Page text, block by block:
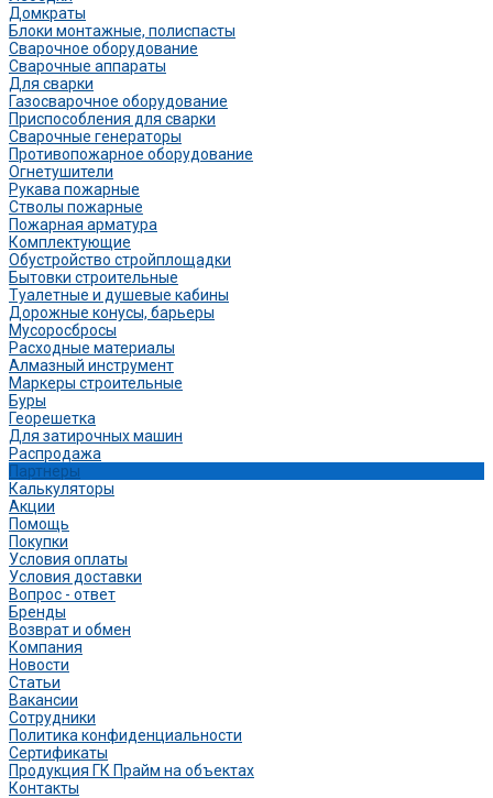
Домкраты
Блоки монтажные, полиспасты
Сварочное оборудование
Сварочные аппараты
Для сварки
Газосварочное оборудование
Приспособления для сварки
Сварочные генераторы
Противопожарное оборудование
Огнетушители
Рукава пожарные
Стволы пожарные
Пожарная арматура
Комплектующие
Обустройство стройплощадки
Бытовки строительные
Туалетные и душевые кабины
Дорожные конусы, барьеры
Мусоросбросы
Расходные материалы
Алмазный инструмент
Маркеры строительные
Буры
Георешетка
Для затирочных машин
Распродажа
Партнеры
Калькуляторы
Акции
Помощь
Покупки
Условия оплаты
Условия доставки
Вопрос - ответ
Бренды
Возврат и обмен
Компания
Новости
Статьи
Вакансии
Сотрудники
Политика конфиденциальности
Сертификаты
Продукция ГК Прайм на объектах
Контакты